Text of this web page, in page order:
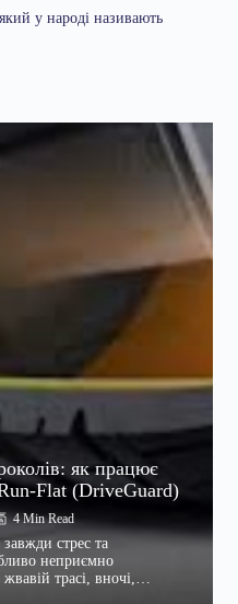
у народі називають
як працює
Flat (DriveGuard)
4 Min Read
стрес та
неприємно
трасі, вночі,…